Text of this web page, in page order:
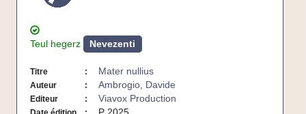
Teul hegerz Nevezenti
Titre Mater nullius
Auteur Ambrogio, Davide
Editeur Viavox Production